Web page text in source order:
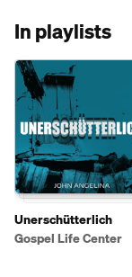
In playlists
Unerschütterlich
Gospel Life Center